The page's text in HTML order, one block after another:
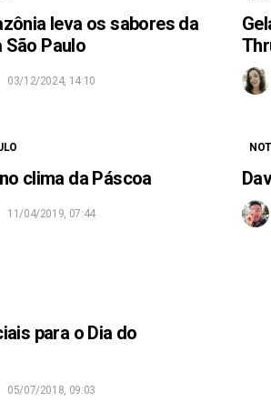
leva os sabores da
São Paulo
03/12/2024, 14:10
clima da Páscoa
11/04/2019, 07:44
para o Dia do
05/07/2018, 09:03